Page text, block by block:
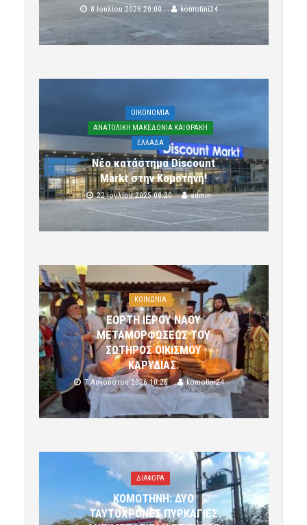
8 Ιουλίου 2026 20:00 komotini24
OIKONOMIA
ΑΝΑΤΟΛΙΚΗ ΜΑΚΕΔΟΝΙΑ ΚΑΙ ΘΡΑΚΗ
ΕΛΛΑΔΑ
Νέο κατάστημα Discount
Markt στην Κομοτηνή!
22 Ιουλίου 2025 08:20 admin
ΚΟΙΝΩΝΙΑ
ΕΟΡΤΗ ΙΕΡΟΥ ΝΑΟΥ
ΜΕΤΑΜΟΡΦΩΣΕΩΣ ΤΟΥ
ΣΩΤΗΡΟΣ ΟΙΚΙΣΜΟΥ
ΚΑΡΥΔΙΑΣ.
7 Αυγούστου 2026 10:26 komotini24
ΔΙΑΦΟΡΑ
ΚΟΜΟΤΗΝΗ: ΔΥΟ
ΤΑΥΤΟΧΡΟΝΕΣ ΠΥΡΚΑΓΙΕΣ